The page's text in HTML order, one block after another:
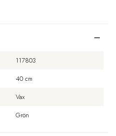
117803
40 cm
Vax
Grön